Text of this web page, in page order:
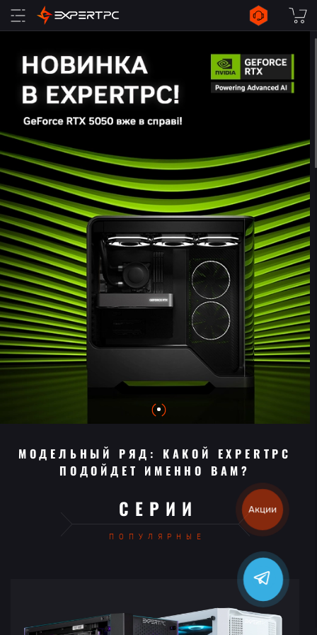
МОДЕЛЬНЫЙ РЯД: КАКОЙ EXPERTPC
ПОДОЙДЕТ ИМЕННО ВАМ?
СЕРИИ
ПОПУЛЯРНЫЕ
Акции